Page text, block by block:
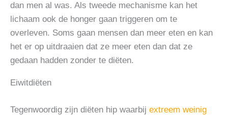
dan men al was. Als tweede mechanisme kan het
lichaam ook de honger gaan triggeren om te
overleven. Soms gaan mensen dan meer eten en kan
het er op uitdraaien dat ze meer eten dan dat ze
gedaan hadden zonder te diëten.
Eiwitdiëten
Tegenwoordig zijn diëten hip waarbij extreem weinig